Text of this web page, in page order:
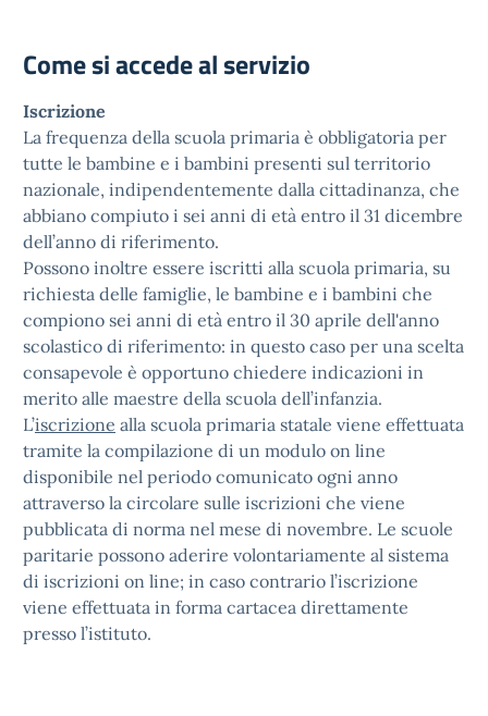
Come si accede al servizio
Iscrizione
La frequenza della scuola primaria è obbligatoria per
tutte le bambine e i bambini presenti sul territorio
nazionale, indipendentemente dalla cittadinanza, che
abbiano compiuto i sei anni di età entro il 31 dicembre
dell’anno di riferimento.
Possono inoltre essere iscritti alla scuola primaria, su
richiesta delle famiglie, le bambine e i bambini che
compiono sei anni di età entro il 30 aprile dell'anno
scolastico di riferimento: in questo caso per una scelta
consapevole è opportuno chiedere indicazioni in
merito alle maestre della scuola dell’infanzia.
L’iscrizione alla scuola primaria statale viene effettuata
tramite la compilazione di un modulo on line
disponibile nel periodo comunicato ogni anno
attraverso la circolare sulle iscrizioni che viene
pubblicata di norma nel mese di novembre. Le scuole
paritarie possono aderire volontariamente al sistema
di iscrizioni on line; in caso contrario l’iscrizione
viene effettuata in forma cartacea direttamente
presso l’istituto.